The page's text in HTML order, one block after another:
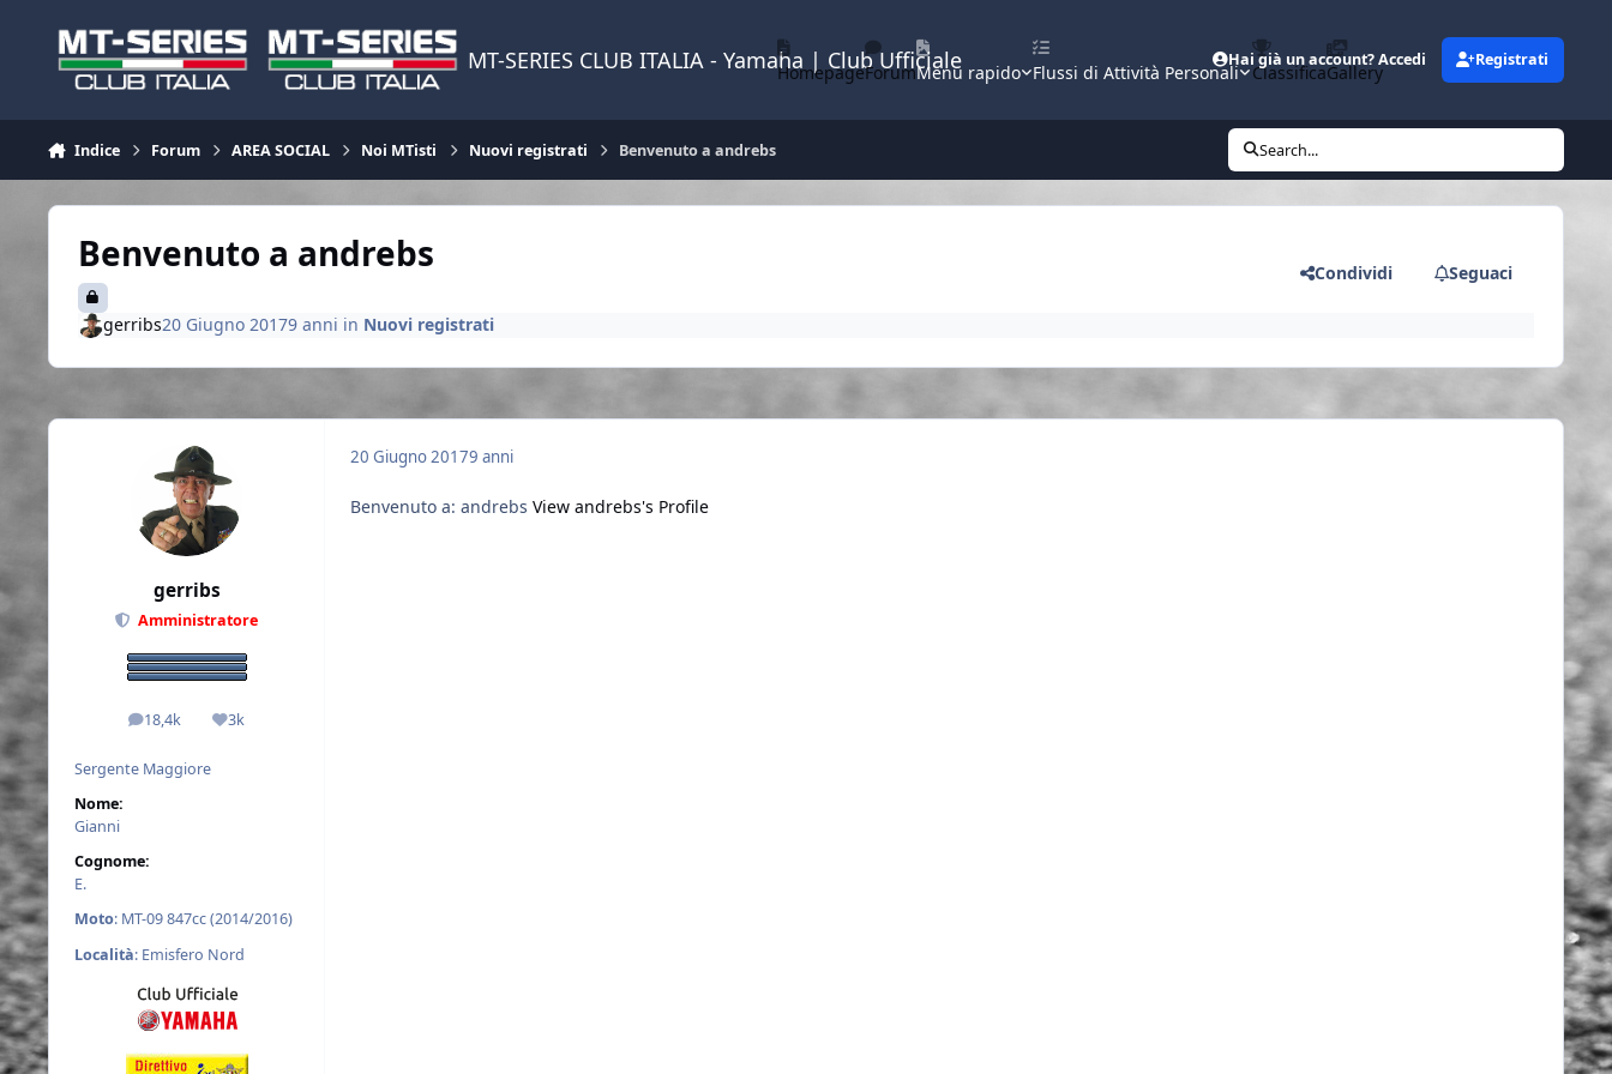
MT-SERIES CLUB ITALIA - Yamaha | Club Ufficiale
HomepageForumMenu rapido Flussi di Attività Personali ClassificaGallery
Hai già un account? Accedi Registrati
Indice Forum AREA SOCIAL Noi MTisti Nuovi registrati Benvenuto a andrebs Search...
Benvenuto a andrebs Condividi Seguaci
gerribs20 Giugno 20179 anni in Nuovi registrati
gerribs
Amministratore
18,4k
messaggi 3k
Reputazione
Sergente Maggiore
Nome:
Gianni
Cognome:
E.
Moto: MT-09 847cc (2014/2016)
Località: Emisfero Nord
20 Giugno 20179 anni
Benvenuto a: andrebs View andrebs's Profile